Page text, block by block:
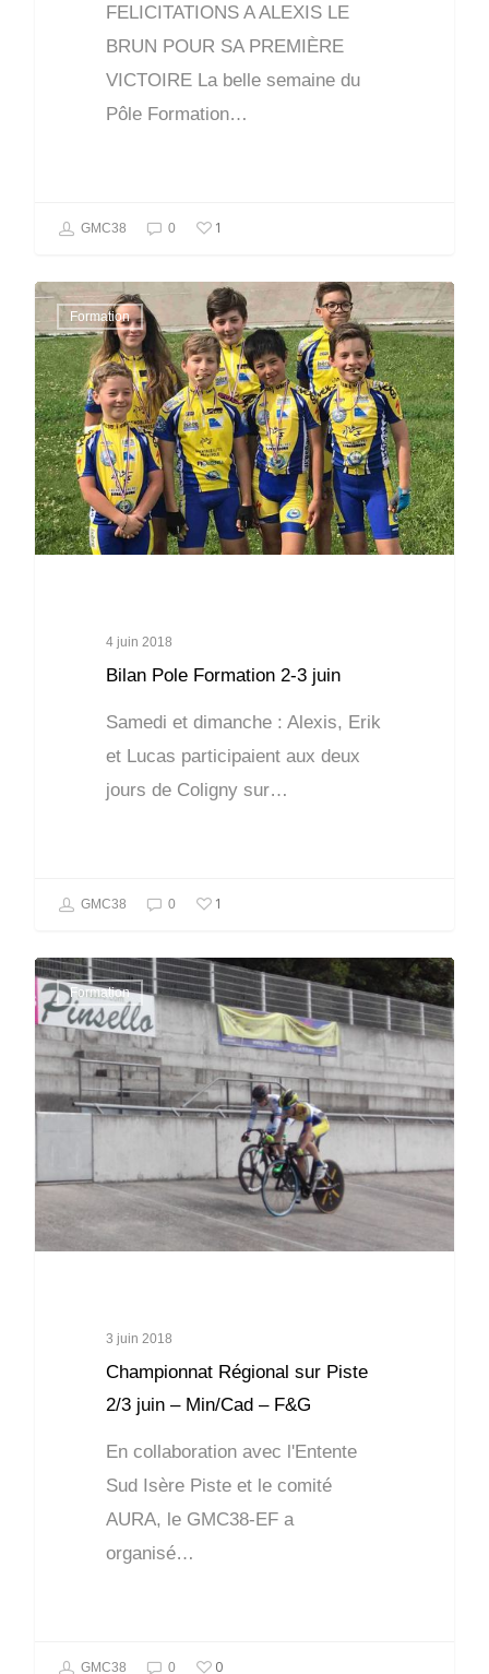
FELICITATIONS A ALEXIS LE
BRUN POUR SA PREMIÈRE
VICTOIRE La belle semaine du
Pôle Formation…
GMC38 0 1
Formation
4 juin 2018
Bilan Pole Formation 2-3 juin
Samedi et dimanche : Alexis, Erik
et Lucas participaient aux deux
jours de Coligny sur…
GMC38 0 1
Formation
3 juin 2018
Championnat Régional sur Piste
2/3 juin – Min/Cad – F&G
En collaboration avec l'Entente
Sud Isère Piste et le comité
AURA, le GMC38-EF a
organisé…
GMC38 0 0